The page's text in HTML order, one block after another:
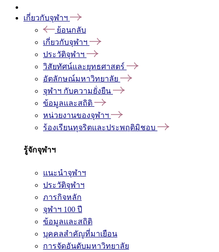
เกี่ยวกับจุฬาฯ
ย้อนกลับ
เกี่ยวกับจุฬาฯ
ประวัติจุฬาฯ
วิสัยทัศน์และยุทธศาสตร์
อัตลักษณ์มหาวิทยาลัย
จุฬาฯ กับความยั่งยืน
ข้อมูลและสถิติ
หน่วยงานของจุฬาฯ
ร้องเรียนทุจริตและประพฤติมิชอบ
รู้จักจุฬาฯ
แนะนำจุฬาฯ
ประวัติจุฬาฯ
ภารกิจหลัก
จุฬาฯ 100 ปี
ข้อมูลและสถิติ
บุคคลสำคัญที่มาเยือน
การจัดอันดับมหาวิทยาลัย